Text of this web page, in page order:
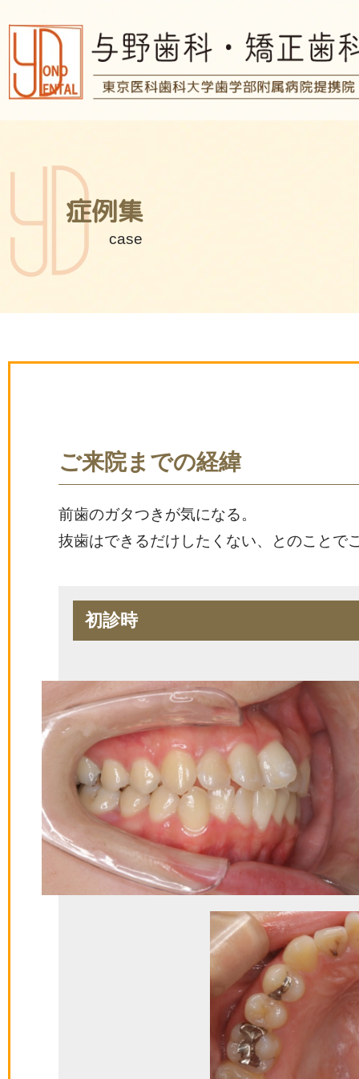
症例集
case
ご来院までの経緯
前歯のガタつきが気になる。
抜歯はできるだけしたくない、とのことで
初診時